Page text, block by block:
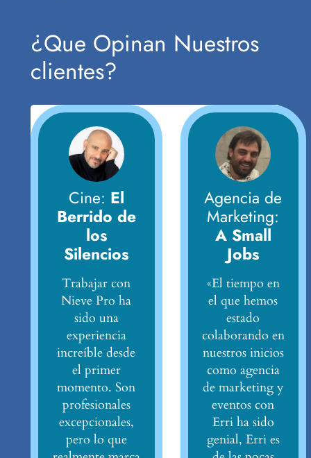
¿Que Opinan Nuestros
clientes?
Cine: El
Berrido de
los
Silencios
Trabajar con
Nieve Pro ha
sido una
experiencia
increíble desde
el primer
momento. Son
profesionales
excepcionales,
pero lo que
Agencia de
Marketing:
A Small
Jobs
«El tiempo en
el que hemos
estado
colaborando en
nuestros inicios
como agencia
de marketing y
eventos con
Erri ha sido
genial, Erri es